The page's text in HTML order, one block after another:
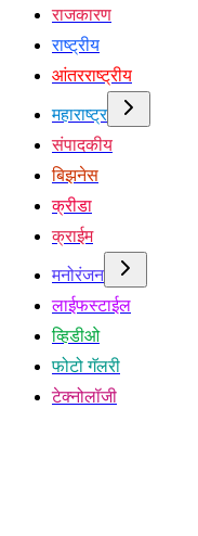
राजकारण
राष्ट्रीय
आंतरराष्ट्रीय
महाराष्ट्र
संपादकीय
बिझनेस
क्रीडा
क्राईम
मनोरंजन
लाईफस्टाईल
व्हिडीओ
फोटो गॅलरी
टेक्नोलॉजी